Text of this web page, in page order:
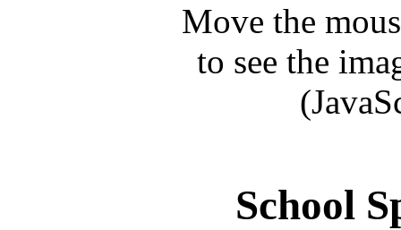
Move the
to see the
School